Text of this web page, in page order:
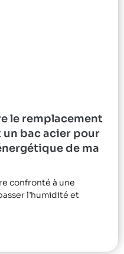
le remplacement
bac acier pour
de ma
confronté à une
l’humidité et